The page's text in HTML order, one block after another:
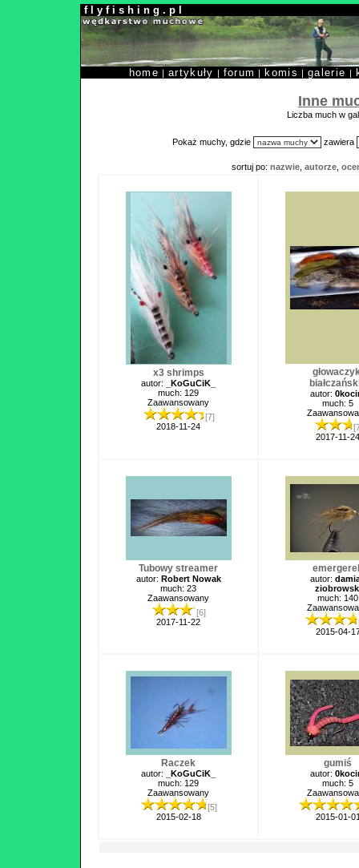
f l y f i s h i n g . p l
home |artykuły | forum | komis |galerie |
Inne
Liczba much w
Pokaż muchy, gdzie zawiera
sortuj po: nazwie autorze
x3 shrimps
autor:
_KoGuCiK_
much: 129
Zaawansowany
[7]
2018-11-24
autor:
much: 5
2017-11-24
Tubowy streamer
autor: Robert Nowak
much: 23
Zaawansowany
[6]
2017-11-22
autor:
much: 140
2015-04-
Raczek
autor:
_KoGuCiK_
much: 129
Zaawansowany
[5]
2015-02-18
gumiś
autor:
much: 5
2015-01-